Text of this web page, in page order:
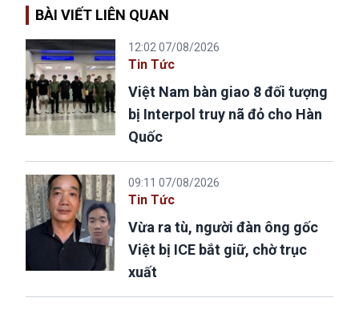
BÀI VIẾT LIÊN QUAN
12:02 07/08/2026
Tin Tức
Việt Nam bàn giao 8 đối tượng
bị Interpol truy nã đỏ cho Hàn
Quốc
09:11 07/08/2026
Tin Tức
Vừa ra tù, người đàn ông gốc
Việt bị ICE bắt giữ, chờ trục
xuất